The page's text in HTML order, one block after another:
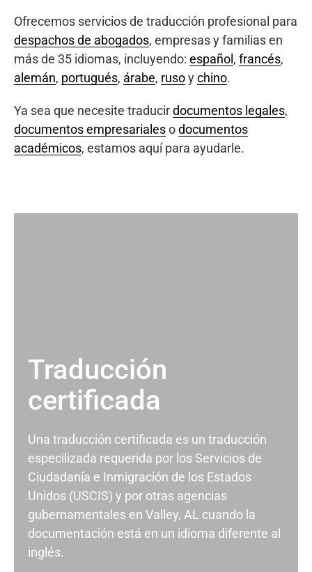
Ofrecemos servicios de traducción profesional para
despachos de abogados, empresas y familias en
más de 35 idiomas, incluyendo: español , francés,
alemán, portugués, árabe, rusoychino.
Ya sea que necesite traducirdocumentos legales,
documentos empresarialesodocumentos
académicos, estamos aquí para ayudarle.
Traducción
certificada
Una traducción certificada es un traducción
especilizada requerida por los Servicios de
Ciudadanía e Inmigración de los Estados
Unidos (USCIS) y por otras agencias
gubernamentales en Valley, AL cuando la
documentación está en un idioma diferente al
inglés.